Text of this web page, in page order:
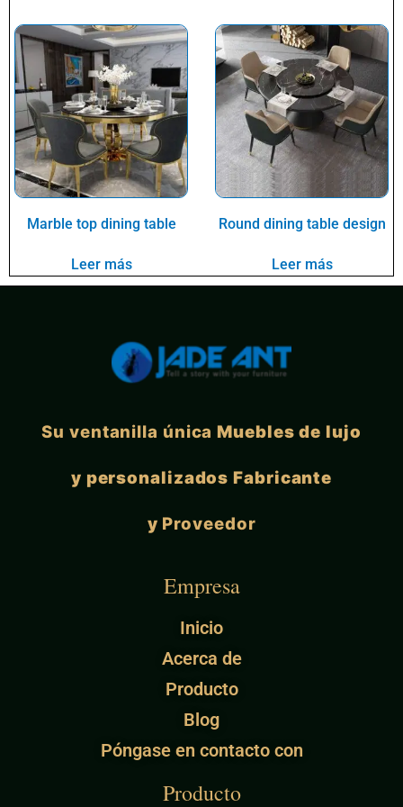
Marble top dining table
Leer más
Round dining table design
Leer más
Su ventanilla únicaMuebles de lujo
y personalizados Fabricante
y Proveedor
Empresa
Inicio
Acerca de
Producto
Blog
Póngase en contacto con
Producto